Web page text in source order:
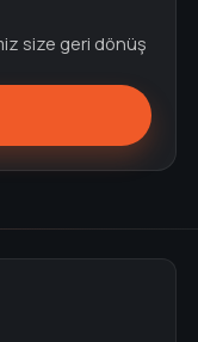
size geri dönüş